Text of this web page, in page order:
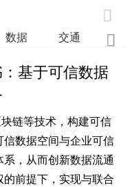

数据 交通 
基于可信数据
链等技术，构建可信
数据空间与企业可信
，从而创新数据流通
前提下，实现与联合